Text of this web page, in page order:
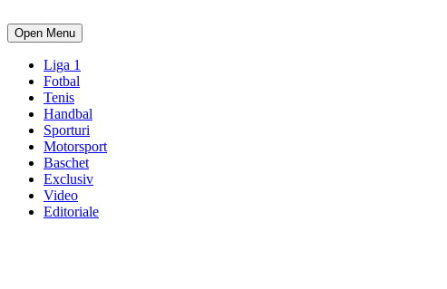
Open Menu
Liga 1
Fotbal
Tenis
Handbal
Sporturi
Motorsport
Baschet
Exclusiv
Video
Editoriale